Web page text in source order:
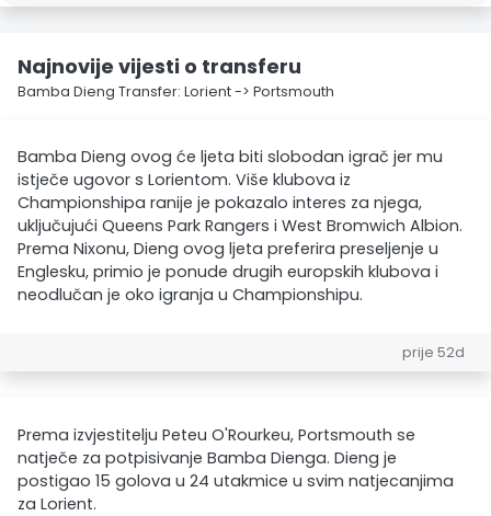
Najnovije vijesti o transferu
Bamba Dieng Transfer: Lorient -> Portsmouth
Bamba Dieng ovog će ljeta biti slobodan igrač jer mu
istječe ugovor s Lorientom. Više klubova iz
Championshipa ranije je pokazalo interes za njega,
uključujući Queens Park Rangers i West Bromwich Albion.
Prema Nixonu, Dieng ovog ljeta preferira preseljenje u
Englesku, primio je ponude drugih europskih klubova i
neodlučan je oko igranja u Championshipu.
prije 52d
Prema izvjestitelju Peteu O'Rourkeu, Portsmouth se
natječe za potpisivanje Bamba Dienga. Dieng je
postigao 15 golova u 24 utakmice u svim natjecanjima
za Lorient.